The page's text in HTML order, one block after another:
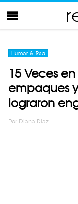
Humor & Risa
15 Veces
empaques
lograron
Por Diana Diaz